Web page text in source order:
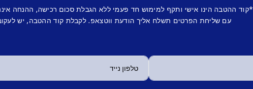
*קוד ההטבה הינו אישי ותקף למימוש חד פעמי ללא הגבלת סכום רכישה, ההנחה
עם שליחת הפרטים תשלח אליך הודעת ווטצאפ. לקבלת קוד ההטבה, יש